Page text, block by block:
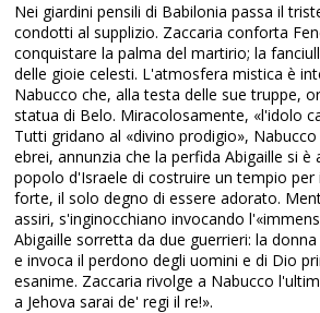
Nei giardini pensili di Babilonia passa il
condotti al supplizio. Zaccaria conforta
conquistare la palma del martirio; la
delle gioie celesti. L'atmosfera mistica è
Nabucco che, alla testa delle sue truppe,
statua di Belo. Miracolosamente, «l'idolo
Tutti gridano al «divino prodigio»,
ebrei, annunzia che la perfida Abigaille si è
popolo d'Israele di costruire un tempio per
forte, il solo degno di essere adorato.
assiri, s'inginocchiano invocando
Abigaille sorretta da due guerrieri: la
e invoca il perdono degli uomini e di Dio
esanime. Zaccaria rivolge a Nabucco
a Jehova sarai de' regi il re!».